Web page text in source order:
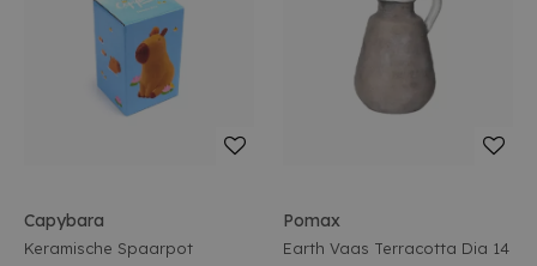
Capybara
Keramische Spaarpot
Pomax
Earth Vaas Terracotta Dia 14